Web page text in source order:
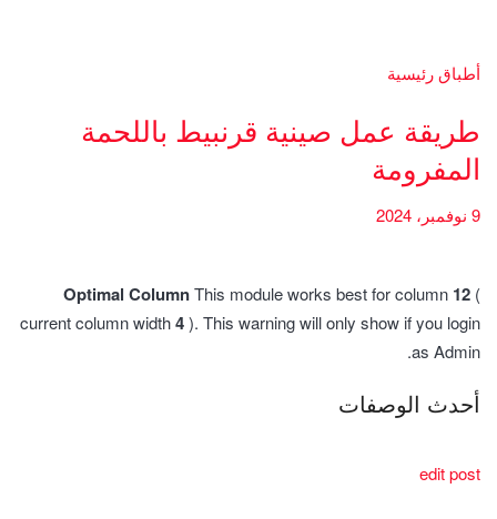
أطباق رئيسية
طريقة عمل صينية قرنبيط باللحمة
المفرومة
9 نوفمبر، 2024
Optimal ColumnThis module works best for column 12 (
current column width4). This warning will only show if you login
as Admin.
أحدث الوصفات
edit post